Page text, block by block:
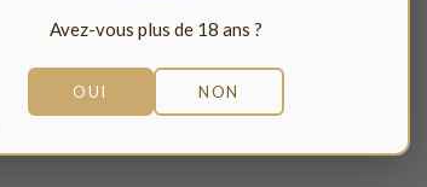
Avez-vous plus de 18 ans ?
OUI NON